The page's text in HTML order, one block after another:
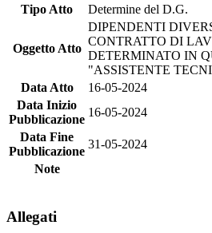
Tipo Atto
Determine del D.G.
Oggetto Atto
DIPENDENTI
CONTRATTO DI
DETERMINATO IN
"ASSISTENTE
Data Atto
16-05-2024
Data Inizio
Pubblicazione
16-05-2024
Data Fine
Pubblicazione
31-05-2024
Note
Allegati